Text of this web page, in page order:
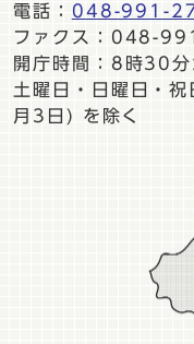
電話： 048-991-
ファクス：048-
開庁時間：8時30
土曜日・日曜日・
月3日) を除く